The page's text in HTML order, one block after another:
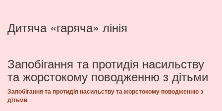
Дитяча «гаряча» лінія
Запобігання та протидія насильству
та жорстокому поводженню з дітьми
Запобігання та протидія насильству та жорстокому поводженню з
дітьми